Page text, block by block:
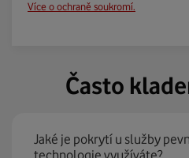
Více o ochraně soukromí.
Často
Jaké je pokrytí u služby
technologie využíváte?